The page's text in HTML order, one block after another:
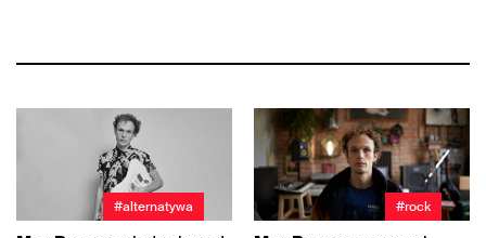
#alternatywa #rock